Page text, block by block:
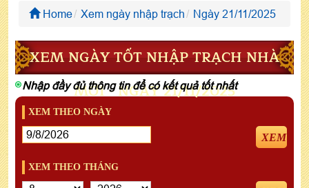
Home Xem ngày nhập trạch Ngày 21/11/2025
XEM NGÀY TỐT NHẬP TRẠCH NHÀ
MỚI - NGÀY 21/11/2025
Nhập đầy đủ thông tin để có kết quả tốt nhất
XEM THEO NGÀY
XEM
XEM THEO THÁNG